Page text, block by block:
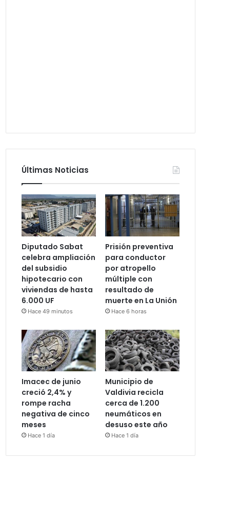
Últimas Noticias
Diputado Sabat
celebra ampliación
del subsidio
hipotecario con
viviendas de hasta
6.000 UF
Hace 49 minutos
Prisión preventiva
para conductor
por atropello
múltiple con
resultado de
muerte en La Unión
Hace 6 horas
Imacec de junio
creció 2,4% y
rompe racha
negativa de cinco
meses
Hace 1 día
Municipio de
Valdivia recicla
cerca de 1.200
neumáticos en
desuso este año
Hace 1 día